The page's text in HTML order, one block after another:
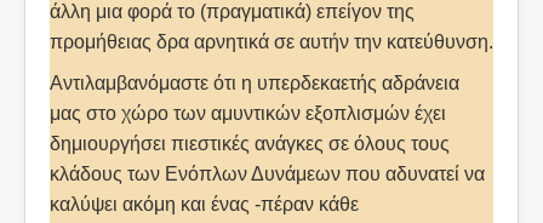
άλλη μια φορά το (πραγματικά) επείγον της
προμήθειας δρα αρνητικά σε αυτήν την κατεύθυνση.
Αντιλαμβανόμαστε ότι η υπερδεκαετής αδράνεια
μας στο χώρο των αμυντικών εξοπλισμών έχει
δημιουργήσει πιεστικές ανάγκες σε όλους τους
κλάδους των Ενόπλων Δυνάμεων που αδυνατεί να
καλύψει ακόμη και ένας -πέραν κάθε